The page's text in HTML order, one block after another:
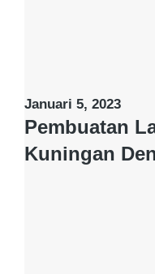
Januari 5, 2023
Pembuatan
Kuningan